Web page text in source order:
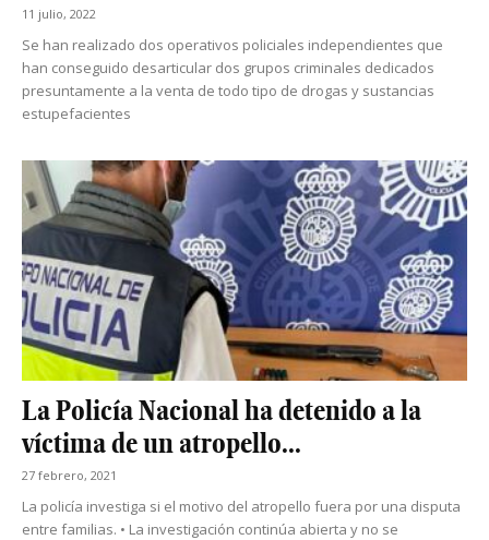
11 julio, 2022
Se han realizado dos operativos policiales independientes que
han conseguido desarticular dos grupos criminales dedicados
presuntamente a la venta de todo tipo de drogas y sustancias
estupefacientes
La Policía Nacional ha detenido a la
víctima de un atropello...
27 febrero, 2021
La policía investiga si el motivo del atropello fuera por una disputa
entre familias. • La investigación continúa abierta y no se